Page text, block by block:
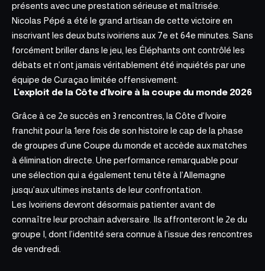
présents avec une prestation sérieuse et maîtrisée.
Nicolas Pépé a été le grand artisan de cette victoire en
inscrivant les deux buts ivoiriens aux 7e et 64e minutes. Sans
forcément briller dans le jeu, les Éléphants ont contrôlé les
débats et n’ont jamais véritablement été inquiétés par une
équipe de Curaçao limitée offensivement.
L’exploit de la Côte d’Ivoire à la coupe du monde 2026
Grâce à ce 2e succès en 3 rencontres, la Côte d’Ivoire
franchit pour la 1ere fois de son histoire le cap de la phase
de groupes d’une Coupe du monde et accède aux matches
à élimination directe. Une performance remarquable pour
une sélection qui a également tenu tête à l’Allemagne
jusqu’aux ultimes instants de leur confrontation.
Les Ivoiriens devront désormais patienter avant de
connaître leur prochain adversaire. Ils affronteront le 2e du
groupe I, dont l’identité sera connue à l’issue des rencontres
de vendredi.